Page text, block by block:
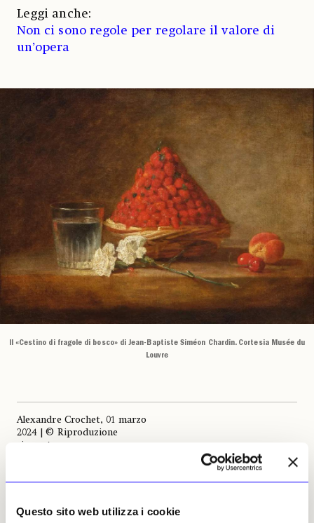
Questo sito web utilizza i cookie
Leggi anche:
Non ci sono regole per regolare il valore di
un’opera
Il «Cestino di fragole di bosco» di Jean-Baptiste Siméon Chardin. Cortesia Musée du
Louvre
Alexandre Crochet, 01 marzo
2024 | © Riproduzione
riservata